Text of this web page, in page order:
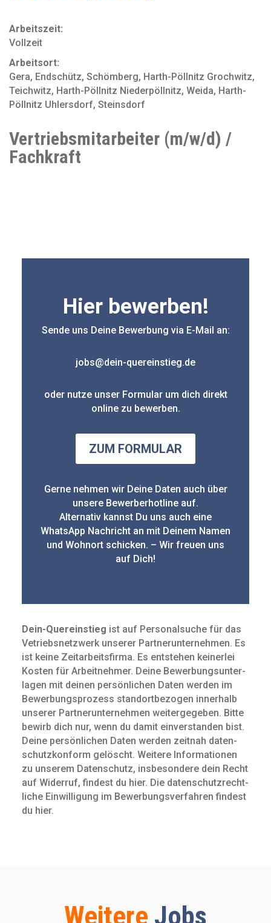
Arbeitszeit:
Vollzeit
Arbeitsort:
Gera, Endschütz, Schömberg, Harth-Pöllnitz Grochwitz,
Teichwitz, Harth-Pöllnitz Niederpöllnitz, Weida, Harth-
Pöllnitz Uhlersdorf, Steinsdorf
Vertriebsmitarbeiter (m/w/d) /
Fachkraft
Hier bewerben!
Sende uns Deine Bewerbung via E-Mail an:
jobs@dein-quereinstieg.de
oder nutze unser Formular um dich direkt
online zu bewerben.
ZUM FORMULAR
Gerne nehmen wir Deine Daten auch über
unsere Bewerberhotline auf.
Alternativ kannst Du uns auch eine
WhatsApp Nachricht an mit Deinem Namen
und Wohnort schicken. – Wir freuen uns
auf Dich!
Dein-Quereinstieg ist auf Personalsuche für das
Vetriebsnetzwerk unserer Partnerunternehmen. Es
ist keine Zeit­arbeits­firma. Es entstehen keinerlei
Kosten für Arbeit­nehmer. Deine Bewerbungs­unter­
lagen mit deinen persön­lichen Daten werden im
Bewerbungs­prozess standort­bezogen innerhalb
unserer Partnerunternehmen weitergegeben. Bitte
bewirb dich nur, wenn du damit ein­verstanden bist.
Deine persön­lichen Daten werden zeitnah daten­
schutz­konform gelöscht. Weitere Infor­mationen
zu unserem Daten­schutz, insbe­sondere dein Recht
auf Widerruf, findest du hier. Die daten­schutz­recht­
liche Ein­willigung im Bewerbungs­verfahren findest
du hier.
Weitere Jobs